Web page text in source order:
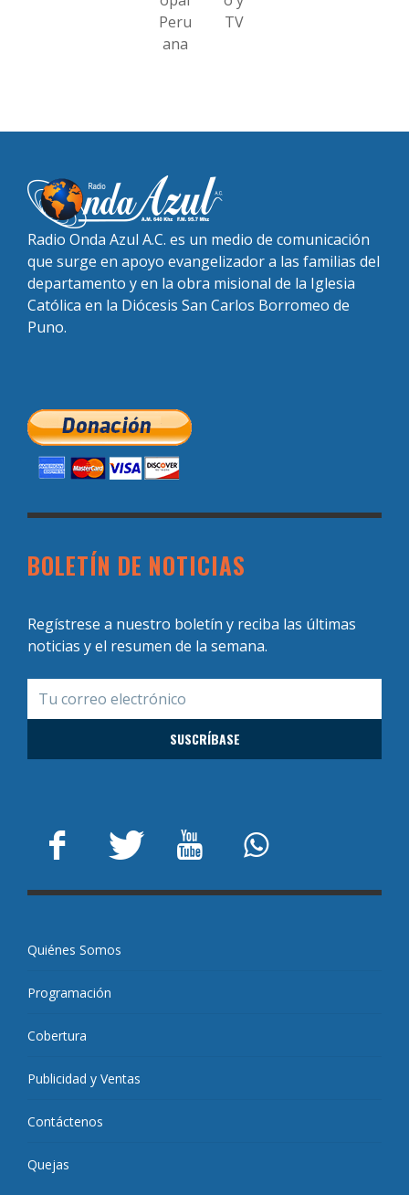
Peru
ana
TV
Radio Onda Azul A.C. es un medio de comunicación
que surge en apoyo evangelizador a las familias del
departamento y en la obra misional de la Iglesia
Católica en la Diócesis San Carlos Borromeo de
Puno.
BOLETÍN DE NOTICIAS
Regístrese a nuestro boletín y reciba las últimas
noticias y el resumen de la semana.
Quiénes Somos
Programación
Cobertura
Publicidad y Ventas
Contáctenos
Quejas